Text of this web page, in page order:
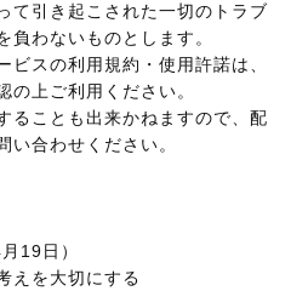
て引き起こされた一切のトラブ
負わないものとします。
ビスの利用規約・使用許諾は、
の上ご利用ください。
ることも出来かねますので、配
い合わせください。
19日）
えを大切にする